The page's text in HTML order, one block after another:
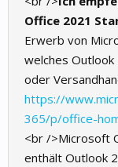
Office 2021
Erwerb von
welches
oder
https://
365/p/office-
<br />Microsoft
enthält Outlook